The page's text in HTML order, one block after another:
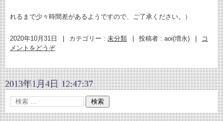
れるまで少々時間差があるようですので、ご了承ください。）
2020年10月31日 カテゴリー : 未分類 投稿者 : aoi(増永)
コ
メントをどうぞ
2013年1月4日 12:47:37